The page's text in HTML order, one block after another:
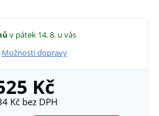
v pátek 14. 8. u vás
Možnosti dopravy
Kč
Kč bez DPH